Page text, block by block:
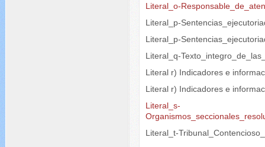
Literal_o-
Literal_p-
Literal_p-
Literal_q-
Literal r) Indicadores e
Literal r) Indicadores e
Literal_s-
Literal_t-